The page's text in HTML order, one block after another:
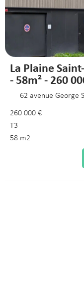
La Plaine
- 58m² - 260
62 avenue George
260 000 €
T3
58 m2